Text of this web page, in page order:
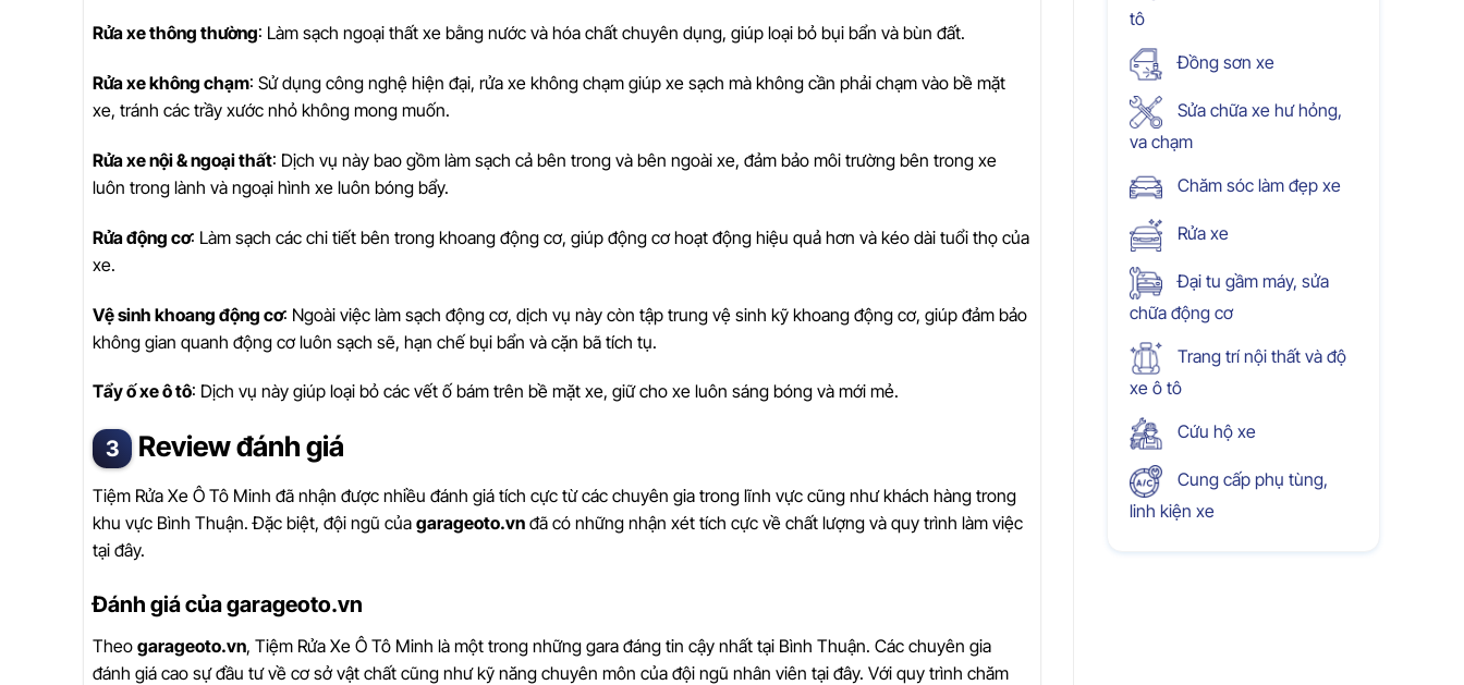
Rửa xe thông thường: Làm sạch ngoại thất xe bằng nước và hóa chất chuyên dụng, giúp loại bỏ bụi bẩn và bùn đất.
Rửa xe không chạm: Sử dụng công nghệ hiện đại, rửa xe không chạm giúp xe sạch mà không cần phải chạm vào bề mặt
xe, tránh các trầy xước nhỏ không mong muốn.
Rửa xe nội & ngoại thất: Dịch vụ này bao gồm làm sạch cả bên trong và bên ngoài xe, đảm bảo môi trường bên trong xe
luôn trong lành và ngoại hình xe luôn bóng bẩy.
Rửa động cơ: Làm sạch các chi tiết bên trong khoang động cơ, giúp động cơ hoạt động hiệu quả hơn và kéo dài tuổi thọ của
xe.
Vệ sinh khoang động cơ: Ngoài việc làm sạch động cơ, dịch vụ này còn tập trung vệ sinh kỹ khoang động cơ, giúp đảm bảo
không gian quanh động cơ luôn sạch sẽ, hạn chế bụi bẩn và cặn bã tích tụ.
Tẩy ố xe ô tô: Dịch vụ này giúp loại bỏ các vết ố bám trên bề mặt xe, giữ cho xe luôn sáng bóng và mới mẻ.
Review đánh giá
Tiệm Rửa Xe Ô Tô Minh đã nhận được nhiều đánh giá tích cực từ các chuyên gia trong lĩnh vực cũng như khách hàng trong
khu vực Bình Thuận. Đặc biệt, đội ngũ của garageoto.vn đã có những nhận xét tích cực về chất lượng và quy trình làm việc
tại đây.
Đánh giá của garageoto.vn
Theo garageoto.vn, Tiệm Rửa Xe Ô Tô Minh là một trong những gara đáng tin cậy nhất tại Bình Thuận. Các chuyên gia
đánh giá cao sự đầu tư về cơ sở vật chất cũng như kỹ năng chuyên môn của đội ngũ nhân viên tại đây. Với quy trình chăm
tô
Đồng sơn xe
Sửa chữa xe hư hỏng,
va chạm
Chăm sóc làm đẹp xe
Rửa xe
Đại tu gầm máy, sửa
chữa động cơ
Trang trí nội thất và độ
xe ô tô
Cứu hộ xe
Cung cấp phụ tùng,
linh kiện xe